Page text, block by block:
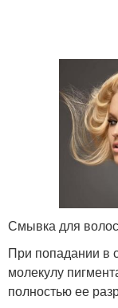
Смывка для
При попадании в
молекулу
полностью ее